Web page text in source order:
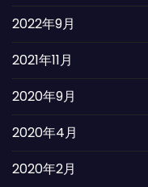
2022年9月
2021年11月
2020年9月
2020年4月
2020年2月